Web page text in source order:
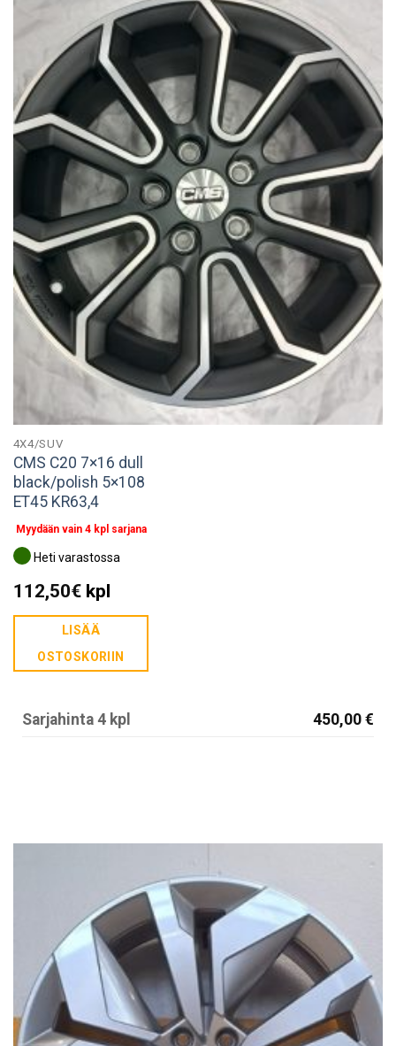
4X4/SUV
CMS C20 7×16 dull
black/polish 5×108
ET45 KR63,4
Myydään vain 4 kpl sarjana
Heti varastossa
112,50€kpl
LISÄÄ
OSTOSKORIIN
Sarjahinta 4 kpl 450,00 €